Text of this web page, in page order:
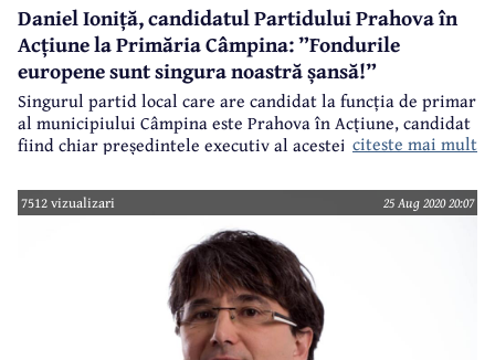
Daniel Ioniță, candidatul Partidului Prahova în
Acțiune la Primăria Câmpina: ”Fondurile
europene sunt singura noastră șansă!”
Singurul partid local care are candidat la funcția de primar
al municipiului Câmpina este Prahova în Acțiune, candidat
fiind chiar președintele executiv al acestei formațiuni
acesta, Daniel Ioniță ne-a făcut o serie de precizări legate,
pe de o parte, de experiența și atuurile care îl recomandă
pentru funcția de primar, pe de altă parte, de câteva
proiecte concrete, pe care dorește să le implementeze în
Câmpina după 27 septembrie.
citeste mai mult
7512 vizualizari 25 Aug 2020 20:07